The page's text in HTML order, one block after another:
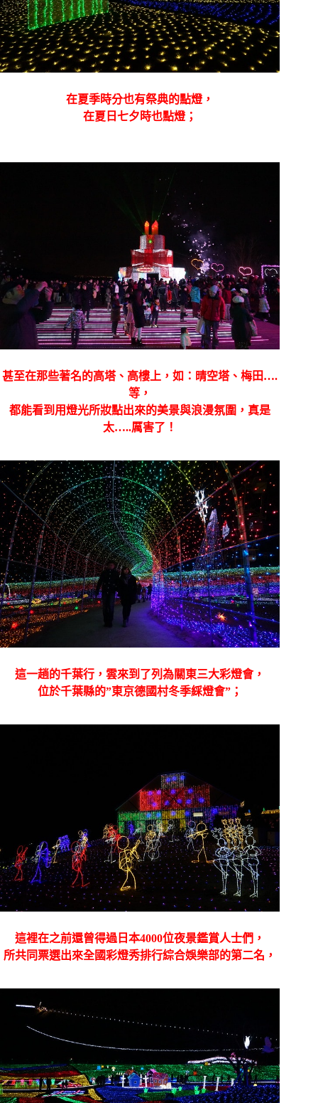
在夏季時分也有祭典的點燈，
在夏日七夕時也點燈；
甚至在那些著名的高塔、高樓上，如：晴空塔、梅田….
等，
都能看到用燈光所妝點出來的美景與浪漫氛圍，真是
太…..厲害了！
這一趟的千葉行，雲來到了列為關東三大彩燈會，
位於千葉縣的”東京德國村冬季綵燈會”；
這裡在之前還曾得過日本4000位夜景鑑賞人士們，
所共同票選出來全國彩燈秀排行綜合娛樂部的第二名，